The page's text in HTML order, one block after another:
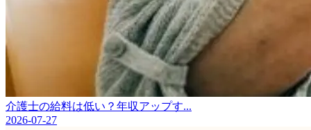
介護士の給料は低い？年収アップす...
2026-07-27